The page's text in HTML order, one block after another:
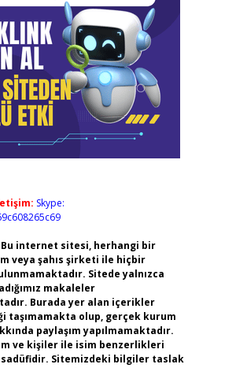
Skype:
Bu internet sitesi, herhangi bir
veya şahıs şirketi ile hiçbir
Sitede yalnızca
makaleler
Burada yer alan içerikler
taşımamakta olup, gerçek kurum
paylaşım yapılmamaktadır.
ve kişiler ile isim benzerlikleri
Sitemizdeki bilgiler taslak